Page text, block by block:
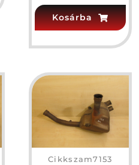
Kosárba
Cikkszam7153